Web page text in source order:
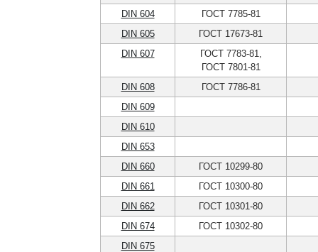
DIN 604
ГОСТ 7785-81
DIN 605
ГОСТ 17673-81
DIN 607
ГОСТ 7783-81,
ГОСТ 7801-81
DIN 608
ГОСТ 7786-81
DIN 609
DIN 610
DIN 653
DIN 660
ГОСТ 10299-80
DIN 661
ГОСТ 10300-80
DIN 662
ГОСТ 10301-80
DIN 674
ГОСТ 10302-80
DIN 675